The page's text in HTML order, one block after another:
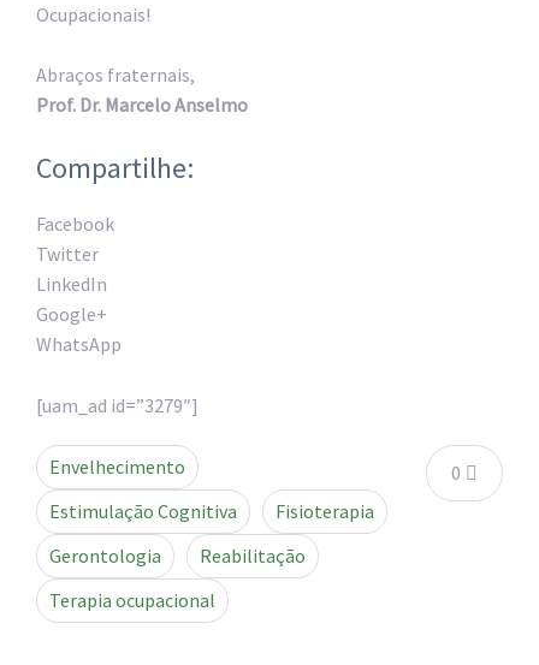
Ocupacionais!
Abraços fraternais,
Prof. Dr. Marcelo Anselmo
Compartilhe:
Facebook
Twitter
LinkedIn
Google+
WhatsApp
[uam_ad id=”3279″]
0
Envelhecimento
Estimulação Cognitiva
Fisioterapia
Gerontologia
Reabilitação
Terapia ocupacional